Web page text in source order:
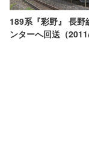
189系『彩野』 長野
ンターへ回送（